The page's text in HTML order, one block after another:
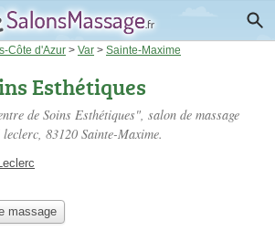
Côte d'Azur > Var > Sainte-Maxime
Esthétiques
de Soins Esthétiques", salon de massage
leclerc, 83120 Sainte-Maxime.
massage